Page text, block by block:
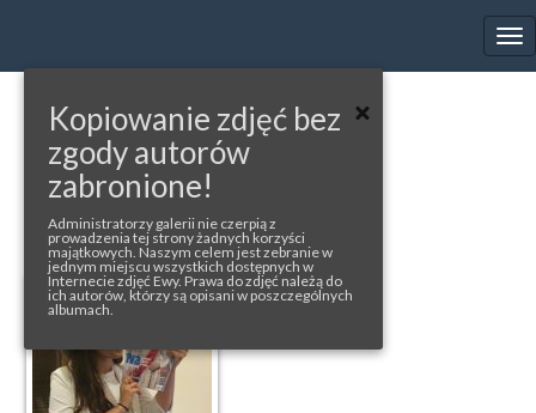
« back to album
XANTYPA
photo from facebook/casopisxantypa
Kopiowanie zdjęć bez
zgody autorów
zabronione!
Administratorzy galerii nie czerpią z
prowadzenia tej strony żadnych korzyści
majątkowych. Naszym celem jest zebranie w
jednym miejscu wszystkich dostępnych w
Internecie zdjęć Ewy. Prawa do zdjęć należą do
ich autorów, którzy są opisani w poszczególnych
albumach.